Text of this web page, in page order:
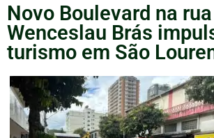
Novo Boulevard na rua
Wenceslau Brás
turismo em São